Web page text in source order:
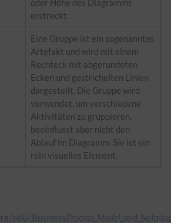
oder Höhe des Diagramms
erstreckt.
Eine Gruppe ist ein sogenanntes
Artefakt und wird mit einem
Rechteck mit abgerundeten
Ecken und gestrichelten Linien
dargestellt. Die Gruppe wird
verwendet, um verschiedene
Aktivitäten zu gruppieren,
beeinflusst aber nicht den
Ablauf im Diagramm. Sie ist ein
rein visuelles Element.
wiki/Business